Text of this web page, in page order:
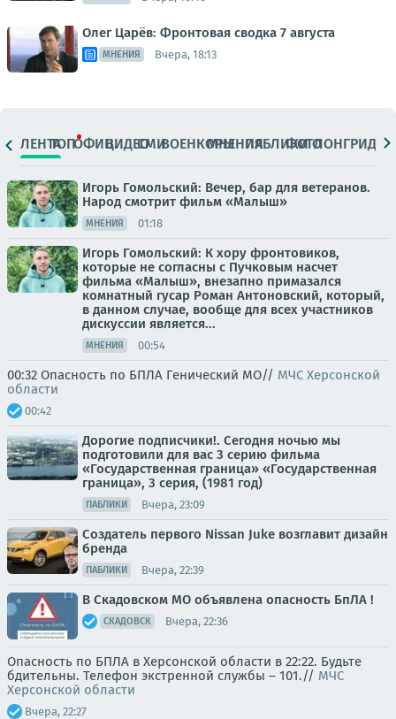
Олег Царёв: Фронтовая сводка 7 августа
МНЕНИЯ Вчера, 18:13
ЛЕНТАТОПОФИЦ.ВИДЕОСМИВОЕНКОРЫМНЕНИЯПАБЛИКИ
ФОТОЛОНГРИДЫ
Игорь Гомольский: Вечер, бар для ветеранов.
Народ смотрит фильм «Малыш»
МНЕНИЯ 01:18
Игорь Гомольский: К хору фронтовиков,
которые не согласны с Пучковым насчет
фильма «Малыш», внезапно примазался
комнатный гусар Роман Антоновский, который,
в данном случае, вообще для всех участников
дискуссии является...
МНЕНИЯ 00:54
00:32 Опасность по БПЛА Генический МО// МЧС Херсонской
области
00:42
Дорогие подписчики!. Сегодня ночью мы
подготовили для вас 3 серию фильма
«Государственная граница» «Государственная
граница», 3 серия, (1981 год)
ПАБЛИКИ Вчера, 23:09
Создатель первого Nissan Juke возглавит дизайн
бренда
ПАБЛИКИ Вчера, 22:39
В Скадовском МО объявлена опасность БпЛА !
СКАДОВСК Вчера, 22:36
Опасность по БПЛА в Херсонской области в 22:22. Будьте
бдительны. Телефон экстренной службы – 101.// МЧС
Херсонской области
Вчера, 22:27